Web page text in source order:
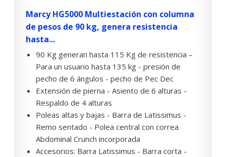
Marcy HG5000 Multiestación con columna
de pesos de 90 kg, genera resistencia
hasta...
90 Kg generan hasta 115 Kg de resistencia –
Para un usuario hasta 135 kg - presión de
pecho de 6 ángulos - pecho de Pec Dec
Extensión de pierna - Asiento de 6 alturas -
Respaldo de 4 alturas
Poleas altas y bajas - Barra de Latissimus -
Remo sentado - Polea central con correa
Abdominal Crunch incorporada
Accesorios: Barra Latissimus - Barra corta -